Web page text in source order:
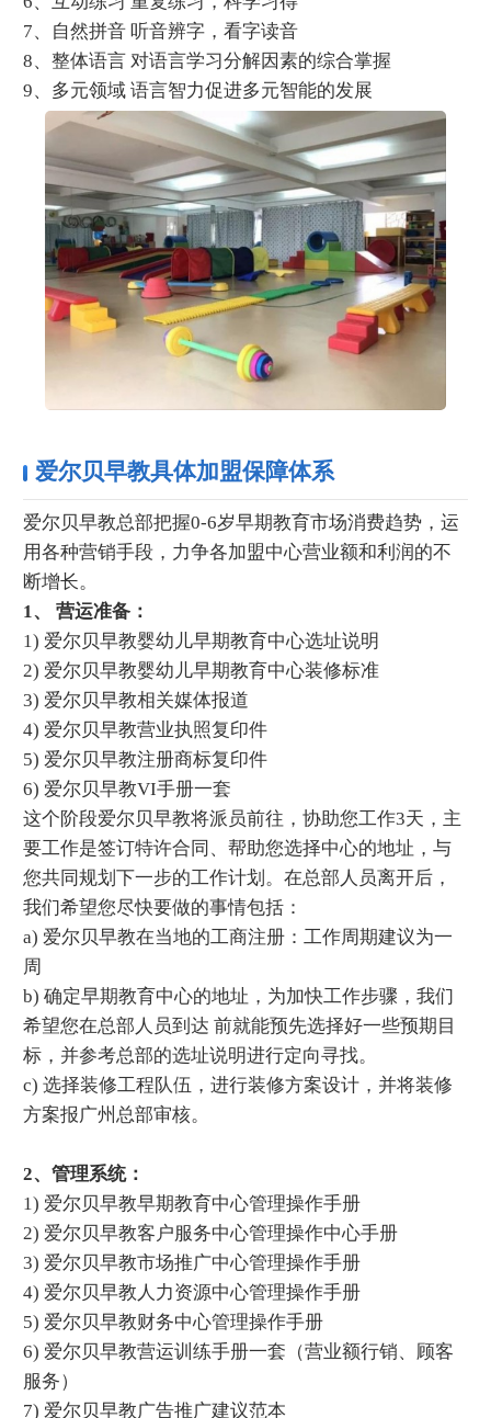
7、自然拼音 听音辨字，看字读音
8、整体语言 对语言学习分解因素的综合掌握
9、多元领域 语言智力促进多元智能的发展
爱尔贝早教具体加盟保障体系
爱尔贝早教总部把握0-6岁早期教育市场消费趋势，运
用各种营销手段，力争各加盟中心营业额和利润的不
断增长。
1、 营运准备：
1) 爱尔贝早教婴幼儿早期教育中心选址说明
2) 爱尔贝早教婴幼儿早期教育中心装修标准
3) 爱尔贝早教相关媒体报道
4) 爱尔贝早教营业执照复印件
5) 爱尔贝早教注册商标复印件
6) 爱尔贝早教VI手册一套
这个阶段爱尔贝早教将派员前往，协助您工作3天，主
要工作是签订特许合同、帮助您选择中心的地址，与
您共同规划下一步的工作计划。在总部人员离开后，
我们希望您尽快要做的事情包括：
a) 爱尔贝早教在当地的工商注册：工作周期建议为一
周
b) 确定早期教育中心的地址，为加快工作步骤，我们
希望您在总部人员到达 前就能预先选择好一些预期目
标，并参考总部的选址说明进行定向寻找。
c) 选择装修工程队伍，进行装修方案设计，并将装修
方案报广州总部审核。
2、管理系统：
1) 爱尔贝早教早期教育中心管理操作手册
2) 爱尔贝早教客户服务中心管理操作中心手册
3) 爱尔贝早教市场推广中心管理操作手册
4) 爱尔贝早教人力资源中心管理操作手册
5) 爱尔贝早教财务中心管理操作手册
6) 爱尔贝早教营运训练手册一套（营业额行销、顾客
服务）
7) 爱尔贝早教广告推广建议范本